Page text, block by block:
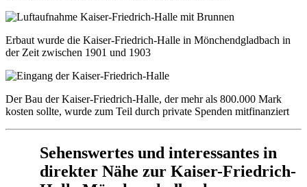
Erbaut wurde die Kaiser-Friedrich-Halle in Mönchendgladbach in
der Zeit zwischen 1901 und 1903
Der Bau der Kaiser-Friedrich-Halle, der mehr als 800.000 Mark
kosten sollte, wurde zum Teil durch private Spenden mitfinanziert
Sehenswertes und interessantes in
direkter Nähe zur Kaiser-Friedrich-